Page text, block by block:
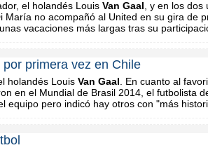
el holandés Louis Van Gaal , y en los
María no acompañó al United en su gira de
vacaciones más largas tras su
primera vez en Chile
holandés Louis Van Gaal . En cuanto al
en el Mundial de Brasil 2014, el futbolista
equipo pero indicó hay otros con "más